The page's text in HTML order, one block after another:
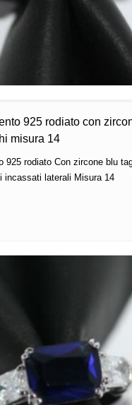
925 rodiato con
misura 14
925 rodiato Con zircone blu
incassati laterali Misura 14